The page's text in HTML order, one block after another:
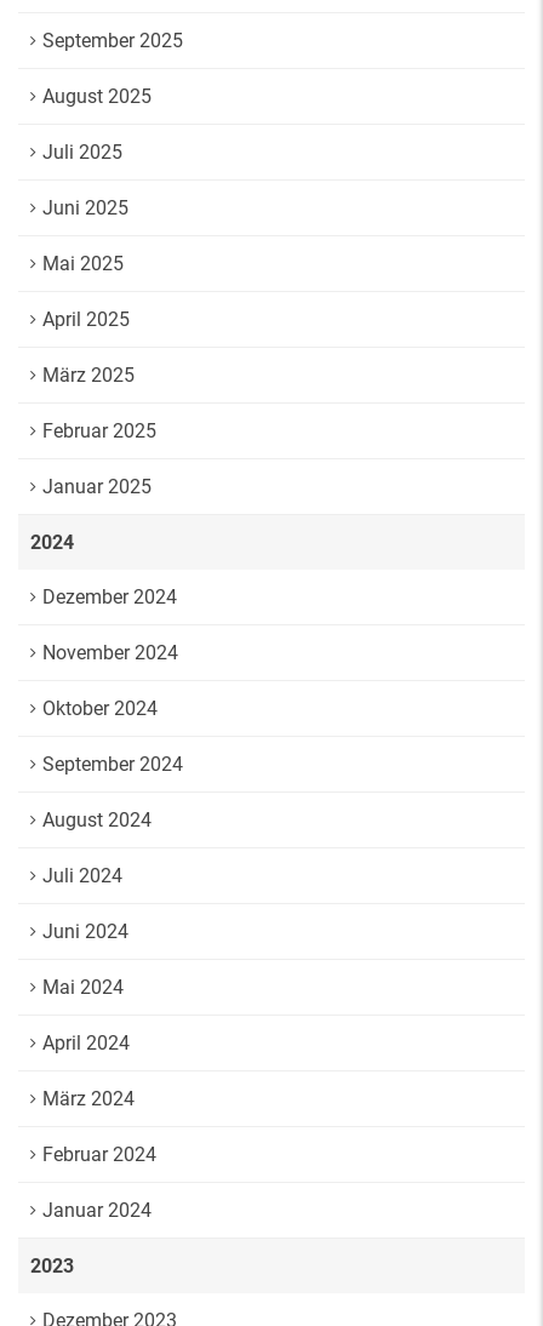
September 2025
August 2025
Juli 2025
Juni 2025
Mai 2025
April 2025
März 2025
Februar 2025
Januar 2025
2024
Dezember 2024
November 2024
Oktober 2024
September 2024
August 2024
Juli 2024
Juni 2024
Mai 2024
April 2024
März 2024
Februar 2024
Januar 2024
2023
Dezember 2023